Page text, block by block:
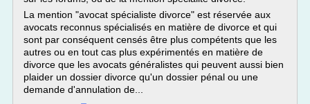
La mention "avocat spécialiste divorce" est réservée aux
avocats reconnus spécialisés en matière de divorce et qui
sont par conséquent censés être plus compétents que les
autres ou en tout cas plus expérimentés en matière de
divorce que les avocats généralistes qui peuvent aussi bien
plaider un dossier divorce qu'un dossier pénal ou une
demande d'annulation de...